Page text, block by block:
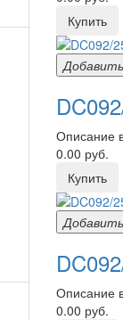
Купить
Описание
0.00 руб.
Купить
Описание
0.00 руб.